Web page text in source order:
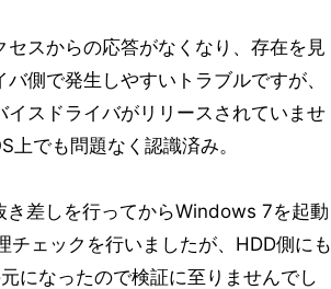
スからの応答がなくなり、存在を見
側で発生しやすいトラブルですが、
スドライバがリリースされていませ
でも問題なく認識済み。
き差しを行ってからWindows 7を起動
チェックを行いましたが、HDD側にも
になったので検証に至りませんでし